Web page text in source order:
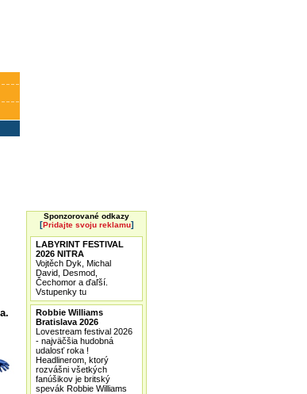
Sponzorované odkazy
[Pridajte svoju reklamu]
LABYRINT FESTIVAL
2026 NITRA
Vojtěch Dyk, Michal
David, Desmod,
Čechomor a ďaľší.
Vstupenky tu
Robbie Williams
Bratislava 2026
Lovestream festival 2026
- najväčšia hudobná
udalosť roka !
Headlinerom, ktorý
rozvášni všetkých
fanúšikov je britský
spevák Robbie Williams